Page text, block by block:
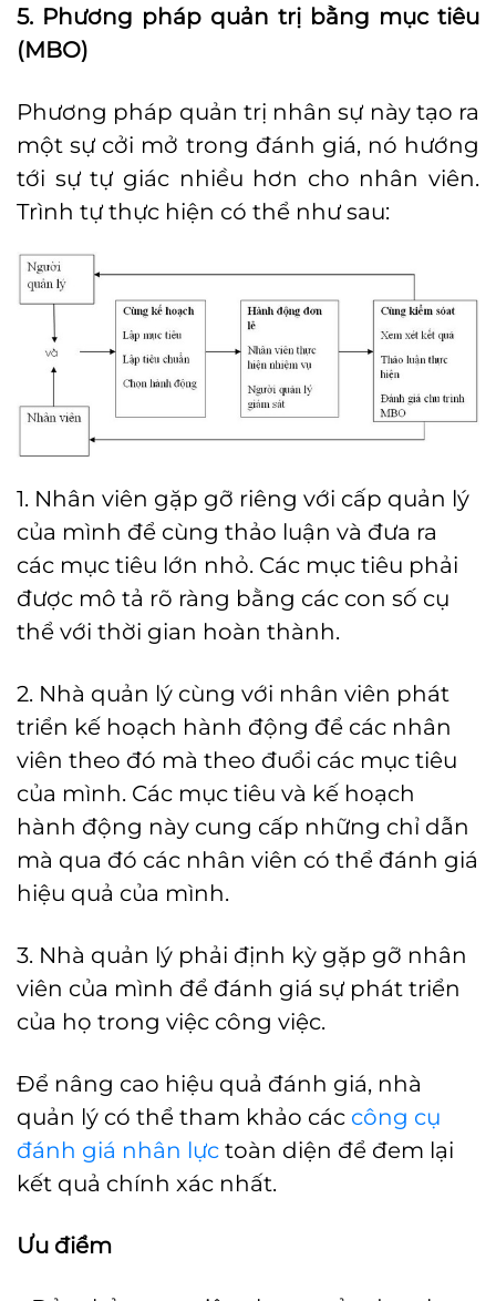
5. Phương pháp quản trị bằng mục tiêu
(MBO)
Phương pháp quản trị nhân sự này tạo ra
một sự cởi mở trong đánh giá, nó hướng
tới sự tự giác nhiều hơn cho nhân viên.
Trình tự thực hiện có thể như sau:
1. Nhân viên gặp gỡ riêng với cấp quản lý
của mình để cùng thảo luận và đưa ra
các mục tiêu lớn nhỏ. Các mục tiêu phải
được mô tả rõ ràng bằng các con số cụ
thể với thời gian hoàn thành.
2. Nhà quản lý cùng với nhân viên phát
triển kế hoạch hành động để các nhân
viên theo đó mà theo đuổi các mục tiêu
của mình. Các mục tiêu và kế hoạch
hành động này cung cấp những chỉ dẫn
mà qua đó các nhân viên có thể đánh giá
hiệu quả của mình.
3. Nhà quản lý phải định kỳ gặp gỡ nhân
viên của mình để đánh giá sự phát triển
của họ trong việc công việc.
Để nâng cao hiệu quả đánh giá, nhà
quản lý có thể tham khảo các công cụ
đánh giá nhân lực toàn diện để đem lại
kết quả chính xác nhất.
Ưu điểm